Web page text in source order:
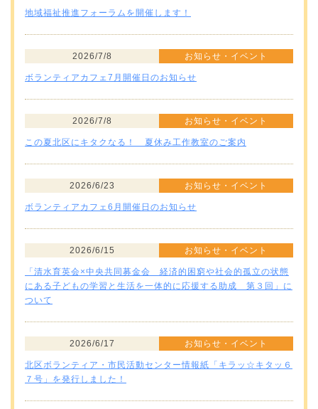
地域福祉推進フォーラムを開催します！
2026/7/8 お知らせ・イベント
ボランティアカフェ7月開催日のお知らせ
2026/7/8 お知らせ・イベント
この夏北区にキタクなる！ 夏休み工作教室のご案内
2026/6/23 お知らせ・イベント
ボランティアカフェ6月開催日のお知らせ
2026/6/15 お知らせ・イベント
「清水育英会×中央共同募金会 経済的困窮や社会的孤立の状態
にある子どもの学習と生活を一体的に応援する助成 第３回」に
ついて
2026/6/17 お知らせ・イベント
北区ボランティア・市民活動センター情報紙「キラッ☆キタッ６
７号」を発行しました！